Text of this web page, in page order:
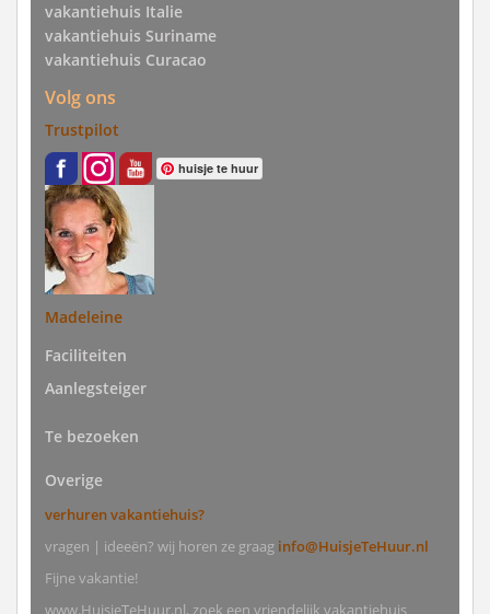
vakantiehuis Italie
vakantiehuis Suriname
vakantiehuis Curacao
Volg ons
Trustpilot
huisje te huur
Madeleine
Faciliteiten
Aanlegsteiger
Te bezoeken
Overige
verhuren vakantiehuis?
vragen | ideeën? wij horen ze graag info@HuisjeTeHuur.nl
Fijne vakantie!
www.HuisjeTeHuur.nl, zoek een vriendelijk vakantiehuis